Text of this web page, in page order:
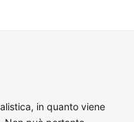
in quanto viene